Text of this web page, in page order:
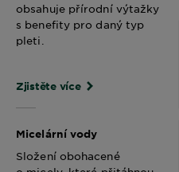
obsahuje přírodní výtažky
s benefity pro daný typ
pleti.
Zjistěte více
Micelární vody
Složení obohacené